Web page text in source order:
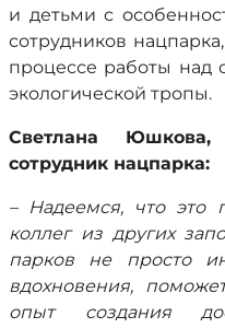
и детьми с
сотрудников
процессе работы над
экологической тропы.
Светлана Юшкова,
сотрудник нацпарка:
– Надеемся, что это
коллег из других
парков не просто
вдохновения,
опыт создания